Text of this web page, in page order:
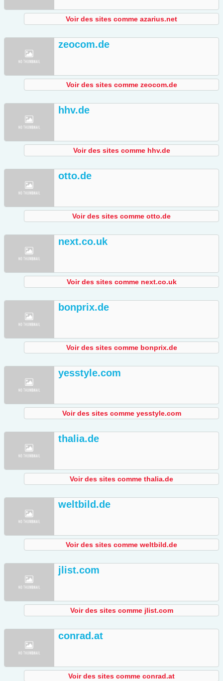
Voir des sites comme azarius.net
zeocom.de
Voir des sites comme zeocom.de
hhv.de
Voir des sites comme hhv.de
otto.de
Voir des sites comme otto.de
next.co.uk
Voir des sites comme next.co.uk
bonprix.de
Voir des sites comme bonprix.de
yesstyle.com
Voir des sites comme yesstyle.com
thalia.de
Voir des sites comme thalia.de
weltbild.de
Voir des sites comme weltbild.de
jlist.com
Voir des sites comme jlist.com
conrad.at
Voir des sites comme conrad.at